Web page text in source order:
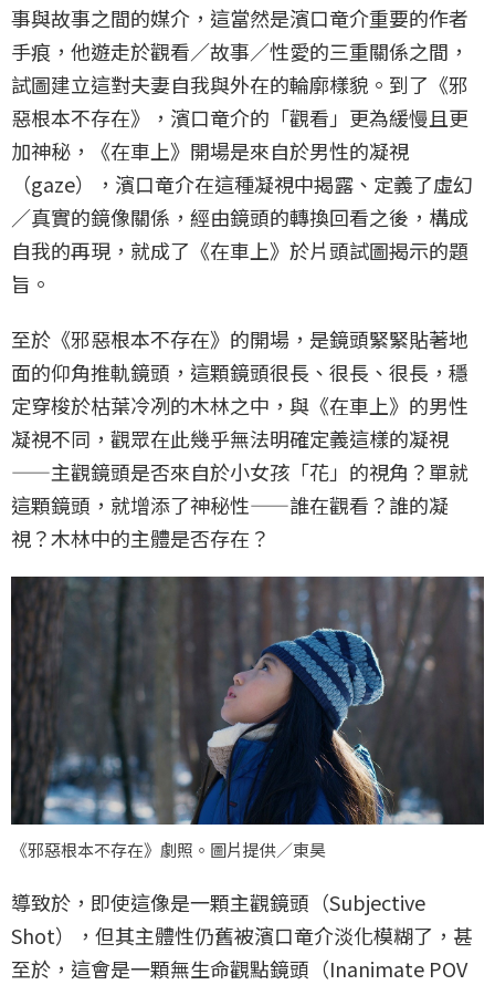
事與故事之間的媒介，這當然是濱口竜介重要的作者
手痕，他遊走於觀看／故事／性愛的三重關係之間，
試圖建立這對夫妻自我與外在的輪廓樣貌。到了《邪
惡根本不存在》，濱口竜介的「觀看」更為緩慢且更
加神秘，《在車上》開場是來自於男性的凝視
（gaze），濱口竜介在這種凝視中揭露、定義了虛幻
／真實的鏡像關係，經由鏡頭的轉換回看之後，構成
自我的再現，就成了《在車上》於片頭試圖揭示的題
旨。
至於《邪惡根本不存在》的開場，是鏡頭緊緊貼著地
面的仰角推軌鏡頭，這顆鏡頭很長、很長、很長，穩
定穿梭於枯葉冷冽的木林之中，與《在車上》的男性
凝視不同，觀眾在此幾乎無法明確定義這樣的凝視
——主觀鏡頭是否來自於小女孩「花」的視角？單就
這顆鏡頭，就增添了神秘性——誰在觀看？誰的凝
視？木林中的主體是否存在？
《邪惡根本不存在》劇照。圖片提供／東昊
導致於，即使這像是一顆主觀鏡頭（Subjective
Shot），但其主體性仍舊被濱口竜介淡化模糊了，甚
至於，這會是一顆無生命觀點鏡頭（Inanimate POV